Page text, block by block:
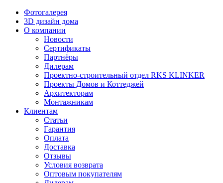
Фотогалерея
3D дизайн дома
О компании
Новости
Сертификаты
Партнёры
Дилерам
Проектно-строительный отдел RKS KLINKER
Проекты Домов и Коттеджей
Архитекторам
Монтажникам
Клиентам
Статьи
Гарантия
Оплата
Доставка
Отзывы
Условия возврата
Оптовым покупателям